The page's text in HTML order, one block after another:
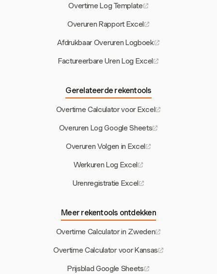
Overtime Log Template
Overuren Rapport Excel
Afdrukbaar Overuren Logboek
Factureerbare Uren Log Excel
Gerelateerde rekentools
Overtime Calculator voor Excel
Overuren Log Google Sheets
Overuren Volgen in Excel
Werkuren Log Excel
Urenregistratie Excel
Meer rekentools ontdekken
Overtime Calculator in Zweden
Overtime Calculator voor Kansas
Prijsblad Google Sheets